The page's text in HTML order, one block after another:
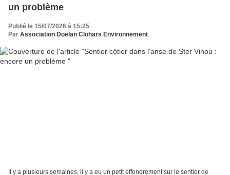
un problème
Publié le 15/07/2026 à 15:25
Par Association Doëlan Clohars Environnement
Il y a plusieurs semaines, il y a eu un petit effondrement sur le sentier de